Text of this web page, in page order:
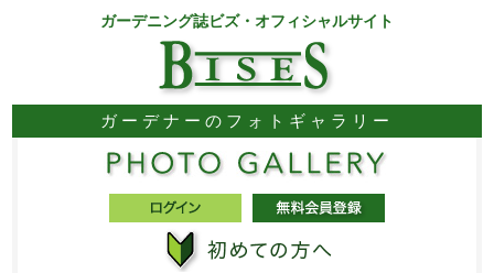
ガーデニング誌ビズ・オフィシャルサイト
ガーデナーのフォトギャラリー